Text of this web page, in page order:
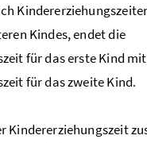
Kindes, endet die
für das erste Kind
für das zweite Kind.
Kindererziehungszeit